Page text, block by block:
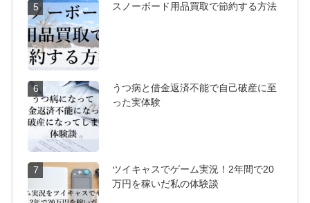
5 スノーボード用品買取で節約する方法
6
うつ病と借金返済不能で自己破産に至
った実体験
7
ツイキャスでゲーム実況！2年間で20
万円を稼いだ私の体験談